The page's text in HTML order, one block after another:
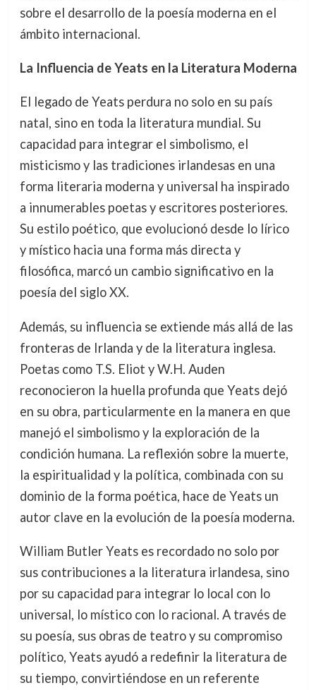
sobre el desarrollo de la poesía moderna en el
ámbito internacional.
La Influencia de Yeats en la Literatura Moderna
El legado de Yeats perdura no solo en su país
natal, sino en toda la literatura mundial. Su
capacidad para integrar el simbolismo, el
misticismo y las tradiciones irlandesas en una
forma literaria moderna y universal ha inspirado
a innumerables poetas y escritores posteriores.
Su estilo poético, que evolucionó desde lo lírico
y místico hacia una forma más directa y
filosófica, marcó un cambio significativo en la
poesía del siglo XX.
Además, su influencia se extiende más allá de las
fronteras de Irlanda y de la literatura inglesa.
Poetas como T.S. Eliot y W.H. Auden
reconocieron la huella profunda que Yeats dejó
en su obra, particularmente en la manera en que
manejó el simbolismo y la exploración de la
condición humana. La reflexión sobre la muerte,
la espiritualidad y la política, combinada con su
dominio de la forma poética, hace de Yeats un
autor clave en la evolución de la poesía moderna.
William Butler Yeats es recordado no solo por
sus contribuciones a la literatura irlandesa, sino
por su capacidad para integrar lo local con lo
universal, lo místico con lo racional. A través de
su poesía, sus obras de teatro y su compromiso
político, Yeats ayudó a redefinir la literatura de
su tiempo, convirtiéndose en un referente